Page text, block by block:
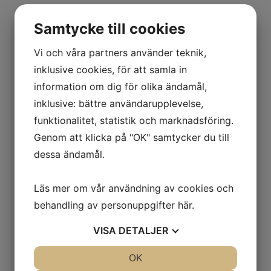
st)
mängdBeskrivning
Mer information
● Ø 4 mm
● L 50 mm
● 5 st/fp
Relaterade produkter
Samtycke till cookies
Vi och våra partners använder teknik,
inklusive cookies, för att samla in
information om dig för olika ändamål,
inklusive: bättre användarupplevelse,
funktionalitet, statistik och marknadsföring.
Genom att klicka på "OK" samtycker du till
dessa ändamål.
Läs mer om vår användning av cookies och
behandling av personuppgifter här.
VISA DETALJER
OK